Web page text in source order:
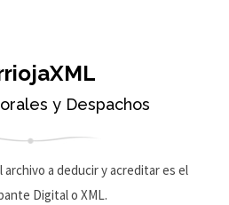
y Despachos
a deducir y acreditar es el
Digital o XML.